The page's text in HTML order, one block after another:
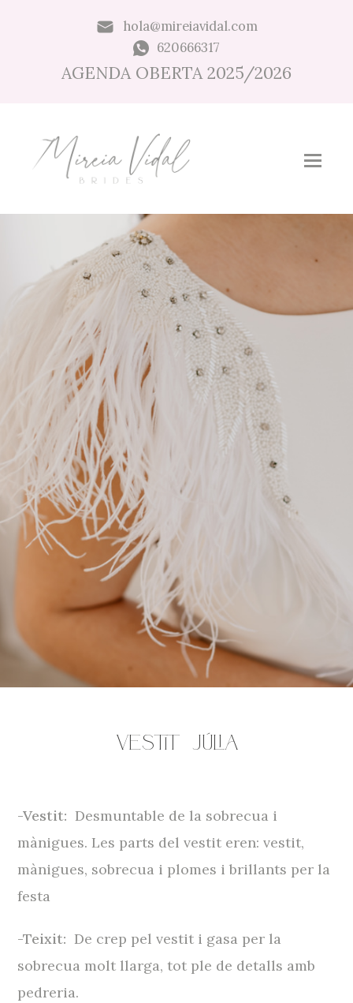
hola@mireiavidal.com
620666317
AGENDA OBERTA 2025/2026
Vestit Júlia
-Vestit: Desmuntable de la sobrecua i
mànigues. Les parts del vestit eren: vestit,
mànigues, sobrecua i plomes i brillants per la
festa
-Teixit: De crep pel vestit i gasa per la
sobrecua molt llarga, tot ple de detalls amb
pedreria.